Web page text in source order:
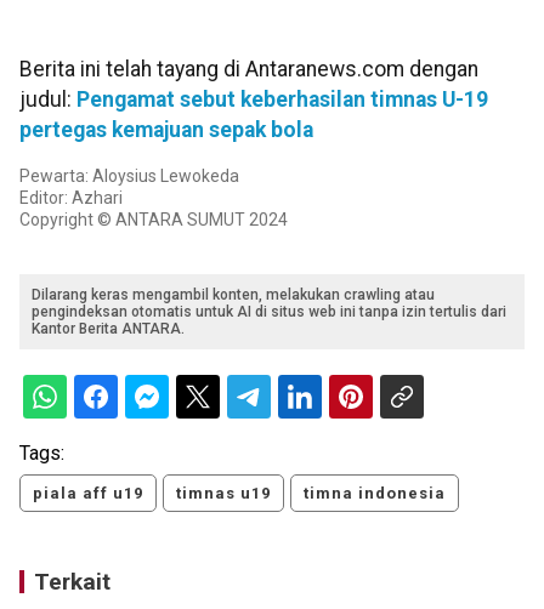
Berita ini telah tayang di Antaranews.com dengan
judul: Pengamat sebut keberhasilan timnas U-19
pertegas kemajuan sepak bola
Pewarta: Aloysius Lewokeda
Editor: Azhari
Copyright © ANTARA SUMUT 2024
Dilarang keras mengambil konten, melakukan crawling atau
pengindeksan otomatis untuk AI di situs web ini tanpa izin tertulis dari
Kantor Berita ANTARA.
Tags:
piala aff u19 timnas u19 timna indonesia
Terkait